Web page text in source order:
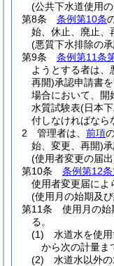
(公共下水道使用
第8条
条例第10条
始、休止、廃止、
(悪質下水排除の
第9条
条例第11条
ようとする者は、
再開)承認申請書
場合において、開
水質試験表(日本
付しなければなら
2
管理者は、 前項
始、変更、再開)
(使用者変更の届
第10条
条例第12
使用者変更届によ
(使用月の始期及
第11条
使用月の始
る。
(1)
水道水を使
から次の計量ま
(2)
水道水以外